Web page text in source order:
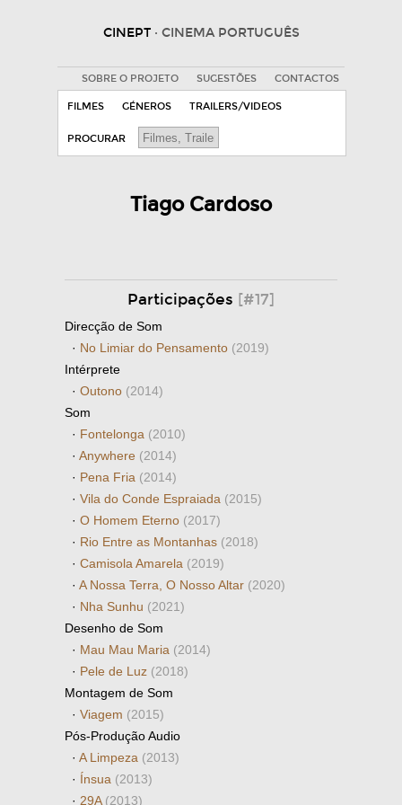
CINEPT · CINEMA PORTUGUÊS
SOBRE O PROJETO SUGESTÕES CONTACTOS
FILMES GÉNEROS TRAILERS/VIDEOS
PROCURAR
Tiago Cardoso
Participações [#17]
Direcção de Som
· No Limiar do Pensamento (2019)
Intérprete
· Outono (2014)
Som
· Fontelonga (2010)
· Anywhere (2014)
· Pena Fria (2014)
· Vila do Conde Espraiada (2015)
· O Homem Eterno (2017)
· Rio Entre as Montanhas (2018)
· Camisola Amarela (2019)
· A Nossa Terra, O Nosso Altar (2020)
· Nha Sunhu (2021)
Desenho de Som
· Mau Mau Maria (2014)
· Pele de Luz (2018)
Montagem de Som
· Viagem (2015)
Pós-Produção Audio
· A Limpeza (2013)
· Ínsua (2013)
· 29A (2013)